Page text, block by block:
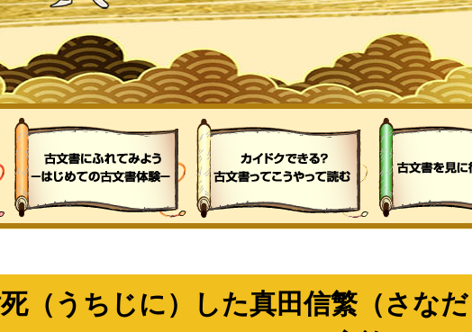
死（うちじに）した真田信繁（さな